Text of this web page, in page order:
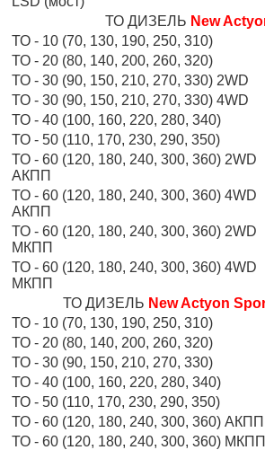
ТО ДИЗЕЛЬ New
ТО - 10 (70, 130, 190, 250, 310)
ТО - 20 (80, 140, 200, 260, 320)
ТО - 30 (90, 150, 210, 270, 330) 2WD
ТО - 30 (90, 150, 210, 270, 330) 4WD
ТО - 40 (100, 160, 220, 280, 340)
ТО - 50 (110, 170, 230, 290, 350)
ТО - 60 (120, 180, 240, 300, 360) 2WD
АКПП
ТО - 60 (120, 180, 240, 300, 360) 4WD
АКПП
ТО - 60 (120, 180, 240, 300, 360) 2WD
МКПП
ТО - 60 (120, 180, 240, 300, 360) 4WD
МКПП
ТО ДИЗЕЛЬ New Actyon
ТО - 10 (70, 130, 190, 250, 310)
ТО - 20 (80, 140, 200, 260, 320)
ТО - 30 (90, 150, 210, 270, 330)
ТО - 40 (100, 160, 220, 280, 340)
ТО - 50 (110, 170, 230, 290, 350)
ТО - 60 (120, 180, 240, 300, 360) АКПП
ТО - 60 (120, 180, 240, 300, 360) МКПП